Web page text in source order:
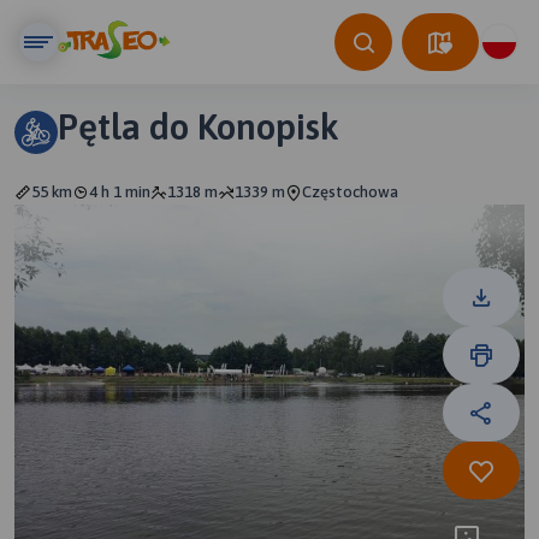
Pętla do Konopisk
55 km 4 h 1 min 1318 m 1339 m Częstochowa